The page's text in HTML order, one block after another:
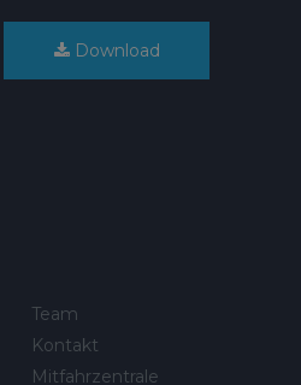
Download
Team
Kontakt
Mitfahrzentrale